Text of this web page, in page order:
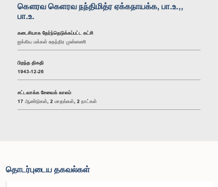
கௌரவ கெளரவ நந்திமித்ர ஏக்கநாயக்க, பா.உ.,,
பா.உ.
கடைசியாக தேர்ந்தெடுக்கப்பட்ட கட்சி
ஐக்கிய மக்கள் சுதந்திர முன்னணி
பிறந்த திகதி
1943-12-26
சட்டவாக்க சேவைக் காலம்
17 ஆண்டுகள், 2 மாதங்கள், 2 நாட்கள்
தொடர்புடைய தகவல்கள்